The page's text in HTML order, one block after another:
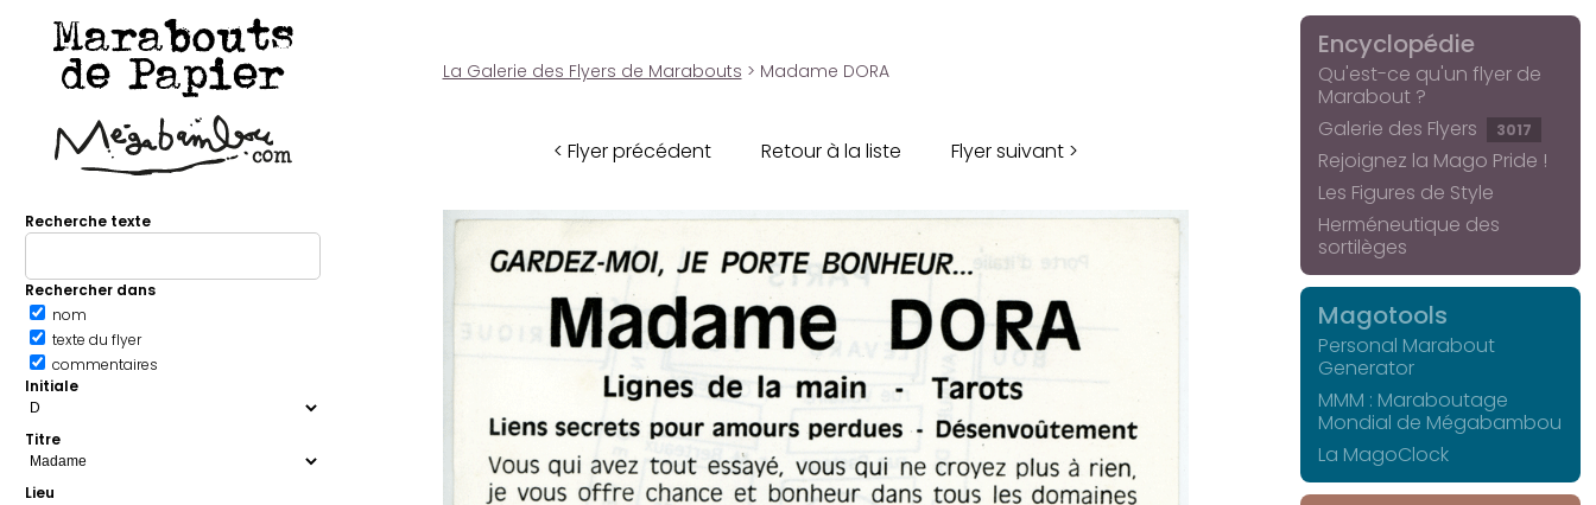
Marabouts
de Papier
Recherche texte
Rechercher dans
nom
texte du flyer
commentaires
Initiale
Titre
Lieu
La Galerie des Flyers de Marabouts > Madame DORA
< Flyer précédent Retour à la liste Flyer suivant >
Encyclopédie
Qu'est-ce qu'un flyer de
Marabout ?
Galerie des Flyers
3017
Rejoignez la Mago Pride !
Les Figures de Style
Herméneutique des
sortilèges
Magotools
Personal Marabout
Generator
MMM : Maraboutage
Mondial de Mégabambou
La MagoClock